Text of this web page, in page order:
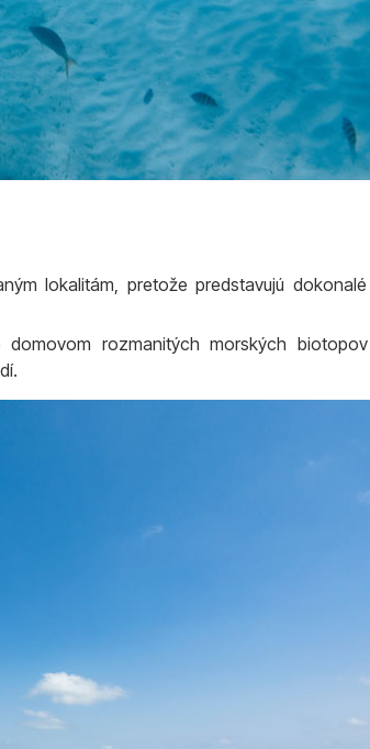
lokalitám, pretože predstavujú
rozmanitých morských